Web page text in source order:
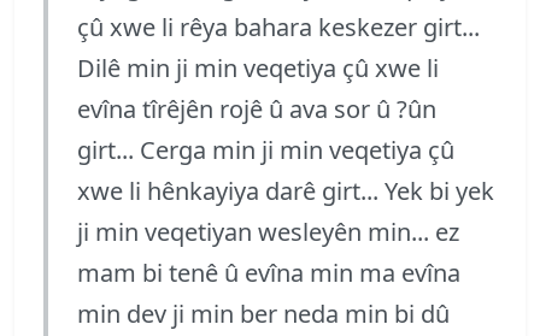
çû xwe li rêya bahara keskezer girt...
Dilê min ji min veqetiya çû xwe li
evîna tîrêjên rojê û ava sor û ?ûn
girt... Cerga min ji min veqetiya çû
xwe li hênkayiya darê girt... Yek bi yek
ji min veqetiyan wesleyên min... ez
mam bi tenê û evîna min ma evîna
min dev ji min ber neda min bi dû